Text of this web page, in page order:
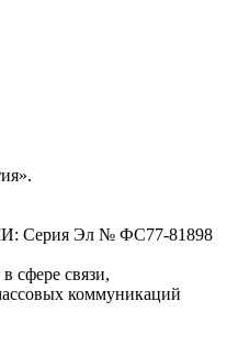
Серия Эл № ФС77-81898
сфере связи,
коммуникаций